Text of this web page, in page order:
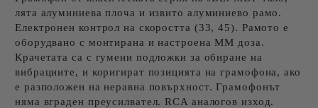
лята алуминиева плоча и извито алуминиево рамо.
Електронен контрол на скоростта (33, 45). Рамото е
оборудвано с монтирана и настроена MM доза.
Крачетата са с гумени подложки за обиране на
вибрациите, и коригират позицията на грамофона, ако
е разположен на неравна повърхност. Грамофонът
няма вграден преусилвател. RCA аналогов изход.